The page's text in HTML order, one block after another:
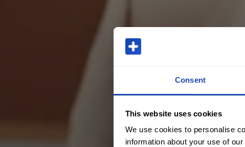
Consent
This website uses cookies
We use cookies to personalise
information about your use of